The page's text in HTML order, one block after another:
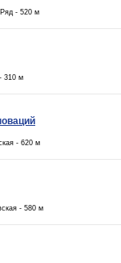
- 520 м
310 м
- 620 м
- 580 м